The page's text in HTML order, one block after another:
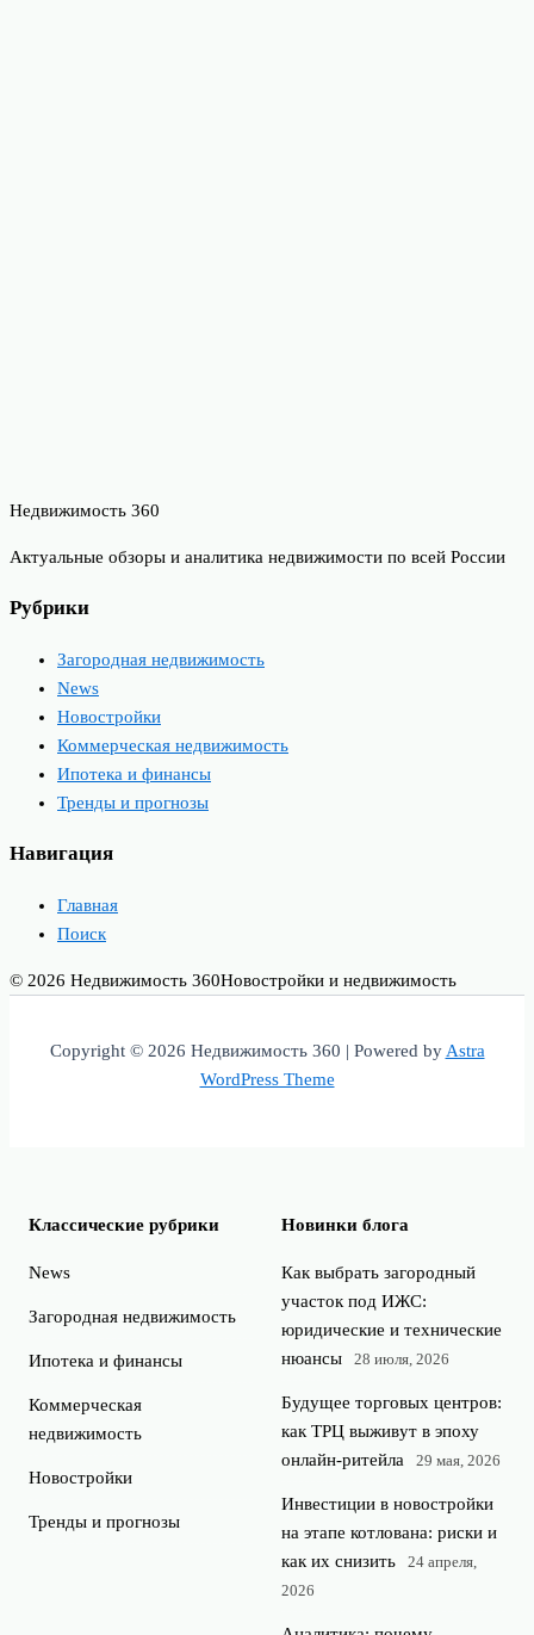
Недвижимость 360
Актуальные обзоры и аналитика недвижимости по всей России
Рубрики
Загородная недвижимость
News
Новостройки
Коммерческая недвижимость
Ипотека и финансы
Тренды и прогнозы
Навигация
Главная
Поиск
© 2026 Недвижимость 360Новостройки и недвижимость
Copyright © 2026 Недвижимость 360 | Powered byAstra
WordPress Theme
Классические рубрики
News
Загородная недвижимость
Ипотека и финансы
Коммерческая
недвижимость
Новостройки
Тренды и прогнозы
Новинки блога
Как выбрать загородный
участок под ИЖС:
юридические и технические
нюансы
28 июля, 2026
Будущее торговых центров:
как ТРЦ выживут в эпоху
онлайн-ритейла
29 мая, 2026
Инвестиции в новостройки
на этапе котлована: риски и
как их снизить
24 апреля,
2026